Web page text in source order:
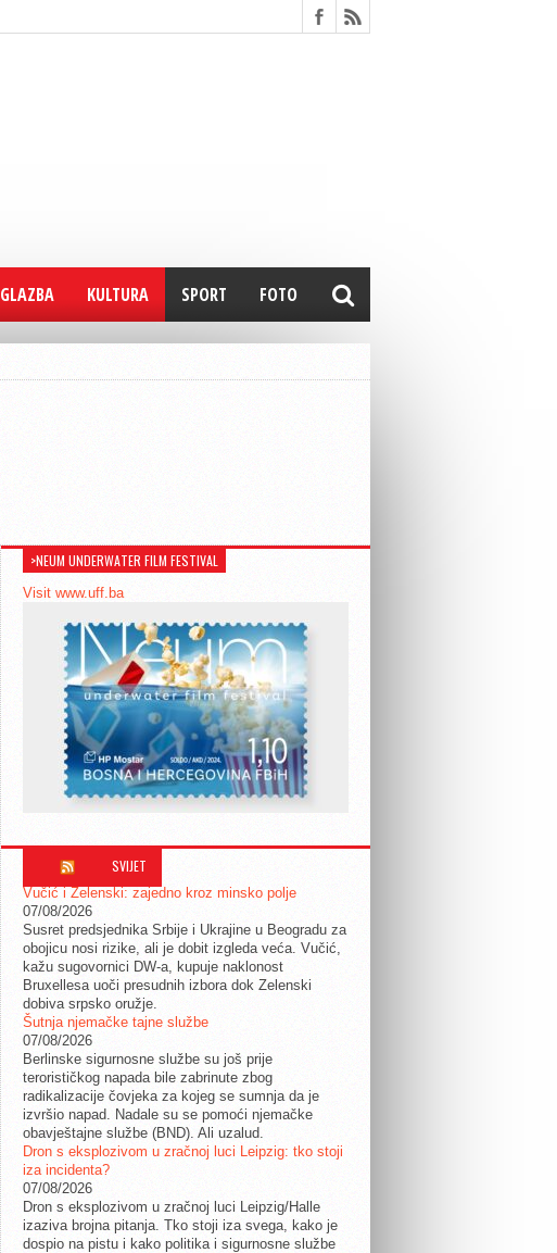
GLAZBA KULTURA SPORT FOTO
>NEUM UNDERWATER FILM FESTIVAL
Visit www.uff.ba
SVIJET
Vučić i Zelenski: zajedno kroz minsko polje
07/08/2026
Susret predsjednika Srbije i Ukrajine u Beogradu za
obojicu nosi rizike, ali je dobit izgleda veća. Vučić,
kažu sugovornici DW-a, kupuje naklonost
Bruxellesa uoči presudnih izbora dok Zelenski
dobiva srpsko oružje.
Šutnja njemačke tajne službe
07/08/2026
Berlinske sigurnosne službe su još prije
terorističkog napada bile zabrinute zbog
radikalizacije čovjeka za kojeg se sumnja da je
izvršio napad. Nadale su se pomoći njemačke
obavještajne službe (BND). Ali uzalud.
Dron s eksplozivom u zračnoj luci Leipzig: tko stoji
iza incidenta?
07/08/2026
Dron s eksplozivom u zračnoj luci Leipzig/Halle
izaziva brojna pitanja. Tko stoji iza svega, kako je
dospio na pistu i kako politika i sigurnosne službe